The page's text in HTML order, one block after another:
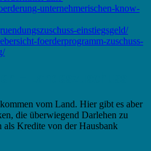
unternehmerischen-know-
einstiegsgeld/
foerderprogramm-zuschuss-
vom Land. Hier gibt es aber
die überwiegend Darlehen zu
Kredite von der Hausbank